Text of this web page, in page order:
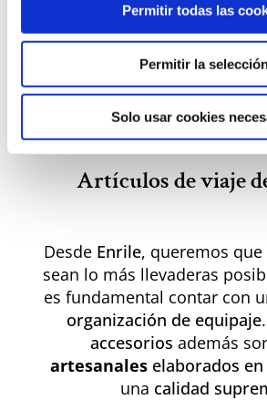
Permitir todas las
Permitir la
Solo usar cookies
92,00€
Artículos de viaje
Desde Enrile, queremos
sean lo más llevaderas
es fundamental contar con
organización de equipaje
accesorios además
artesanales elaborados
una calidad